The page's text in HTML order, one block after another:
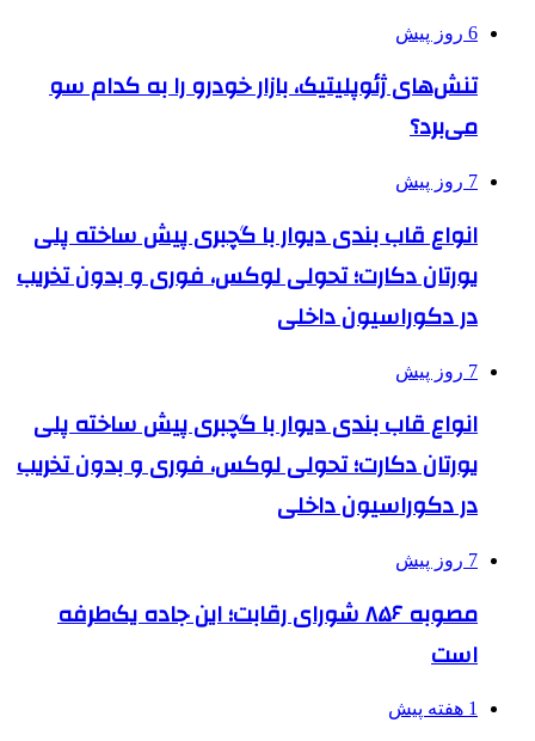
6 روز پیش
تنش‌های ژئوپلیتیک، بازار خودرو را به کدام سو
می‌برد؟
7 روز پیش
انواع قاب بندی دیوار با گچبری پیش ساخته پلی
یورتان دکارت؛ تحولی لوکس، فوری و بدون تخریب
در دکوراسیون داخلی
7 روز پیش
انواع قاب بندی دیوار با گچبری پیش ساخته پلی
یورتان دکارت؛ تحولی لوکس، فوری و بدون تخریب
در دکوراسیون داخلی
7 روز پیش
مصوبه ۸۵۶ شورای رقابت؛ این جاده یک‌طرفه
است
1 هفته پیش